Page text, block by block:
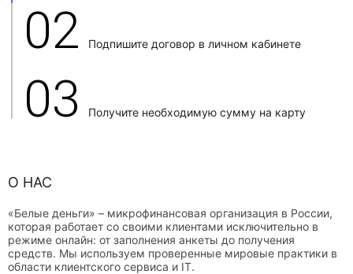
02 Подпишите договор в личном кабинете
03 Получите необходимую сумму на карту
О НАС
«Белые деньги» – микрофинансовая организация в России,
которая работает со своими клиентами исключительно в
режиме онлайн: от заполнения анкеты до получения
средств. Мы используем проверенные мировые практики в
области клиентского сервиса и IT.